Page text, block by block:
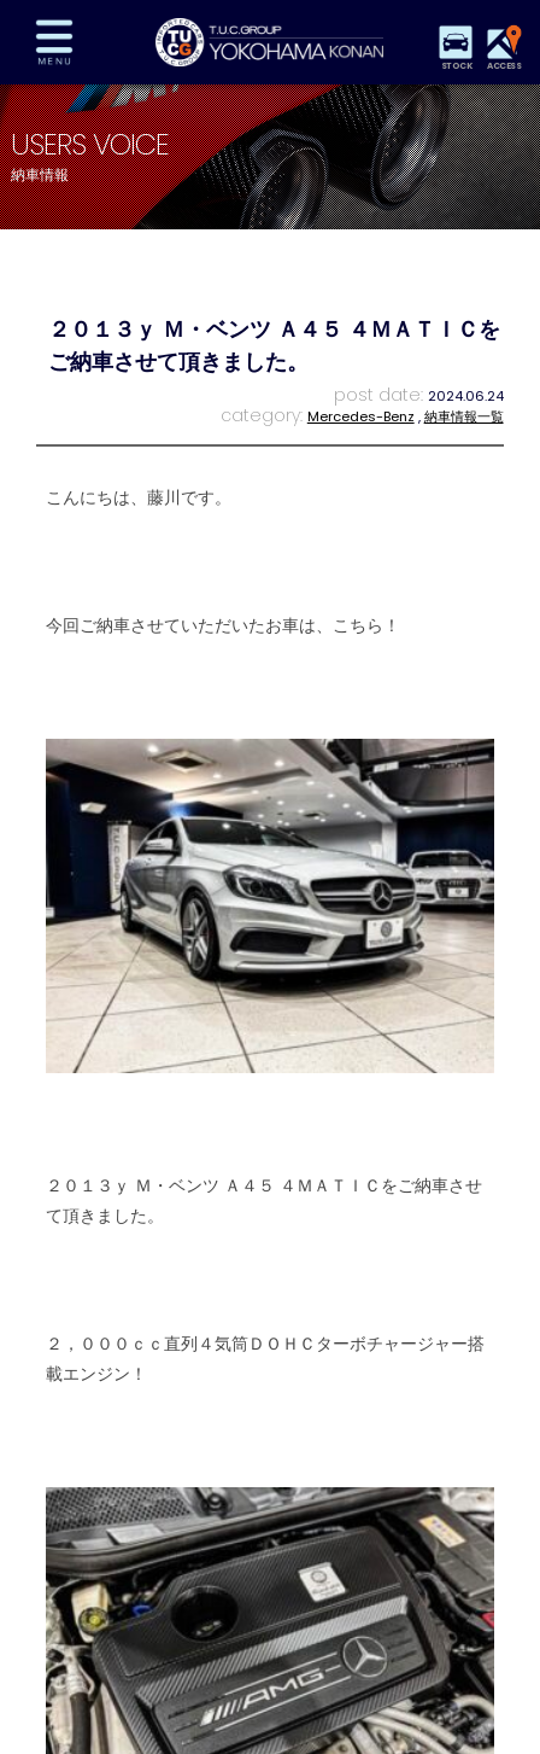
STOCK ACCESS
在庫車両情報 保証&サービス パーツリスト
TUCとは？ 店舗情報 アクセスマップ
全国納車 特別作業 注文販売
プライバシーポリシー スタッフblog
USERS VOICE
納車情報
２０１３ｙ Ｍ・ベンツ Ａ４５ ４ＭＡＴＩＣを
ご納車させて頂きました。
post date: 2024.06.24
category: Mercedes-Benz ,納車情報一覧
こんにちは、藤川です。
今回ご納車させていただいたお車は、こちら！
２０１３ｙ Ｍ・ベンツ Ａ４５ ４ＭＡＴＩＣをご納車させ
て頂きました。
２，０００ｃｃ直列４気筒ＤＯＨＣターボチャージャー搭
載エンジン！